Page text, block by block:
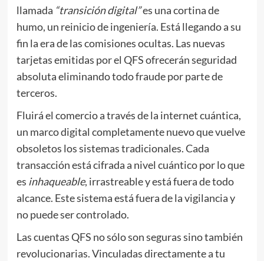
llamada “transición digital”es una cortina de
humo, un reinicio de ingeniería. Está llegando a su
fin la era de las comisiones ocultas. Las nuevas
tarjetas emitidas por el QFS ofrecerán seguridad
absoluta eliminando todo fraude por parte de
terceros.
Fluirá el comercio a través de la internet cuántica,
un marco digital completamente nuevo que vuelve
obsoletos los sistemas tradicionales. Cada
transacción está cifrada a nivel cuántico por lo que
es inhaqueable, irrastreable y está fuera de todo
alcance. Este sistema está fuera de la vigilancia y
no puede ser controlado.
Las cuentas QFS no sólo son seguras sino también
revolucionarias. Vinculadas directamente a tu